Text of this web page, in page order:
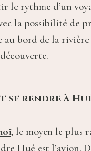
le rythme d’un
la possibilité de
au bord de la
se rendre à
, le moyen le plus
Hué est l’avion.